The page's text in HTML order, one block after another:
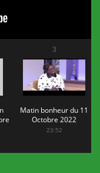
3
Matin bonheur du 11
Octobre 2022
23:52